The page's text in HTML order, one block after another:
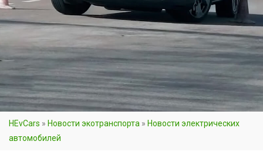
HEvCars » Новости экотранспорта » Новости электрических
автомобилей